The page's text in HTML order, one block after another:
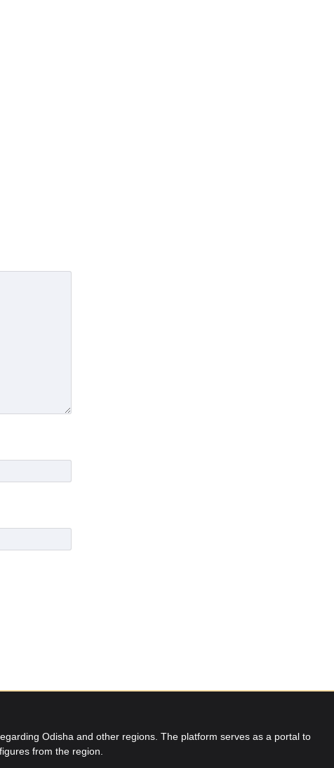
Odisha and other regions. The platform serves as a portal to
from the region.